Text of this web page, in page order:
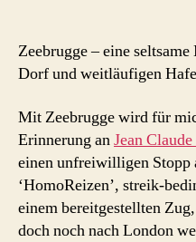
Zeebrugge – eine
Dorf und weitläufigen
Mit Zeebrugge wird für
Erinnerung anJean
einen unfreiwilligen Stopp
‘HomoReizen’, streik-
einem bereitgestellten
doch noch nach London